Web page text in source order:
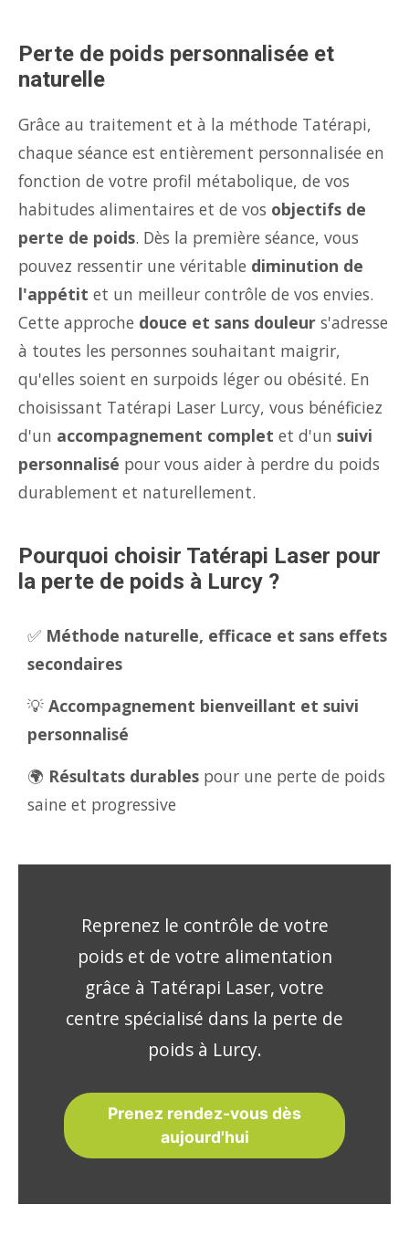
Perte de poids personnalisée et
naturelle
Grâce au traitement et à la méthode Tatérapi,
chaque séance est entièrement personnalisée en
fonction de votre profil métabolique, de vos
habitudes alimentaires et de vos objectifs de
perte de poids. Dès la première séance, vous
pouvez ressentir une véritable diminution de
l'appétit et un meilleur contrôle de vos envies.
Cette approche douce et sans douleur s'adresse
à toutes les personnes souhaitant maigrir,
qu'elles soient en surpoids léger ou obésité. En
choisissant Tatérapi Laser Lurcy, vous bénéficiez
d'un accompagnement complet et d'un suivi
personnalisé pour vous aider à perdre du poids
durablement et naturellement.
Pourquoi choisir Tatérapi Laser pour
la perte de poids à Lurcy ?
✅ Méthode naturelle, efficace et sans effets
secondaires
💡 Accompagnement bienveillant et suivi
personnalisé
🌍 Résultats durables pour une perte de poids
saine et progressive
Reprenez le contrôle de votre
poids et de votre alimentation
grâce à Tatérapi Laser, votre
centre spécialisé dans la perte de
poids à Lurcy.
Prenez rendez-vous dès
aujourd'hui